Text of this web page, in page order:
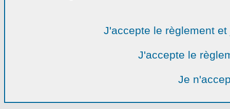
J'accepte le règlement
J'accepte le
Je